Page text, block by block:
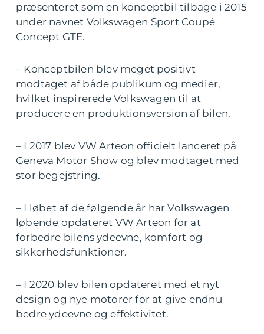
præsenteret som en konceptbil tilbage i 2015
under navnet Volkswagen Sport Coupé
Concept GTE.
– Konceptbilen blev meget positivt
modtaget af både publikum og medier,
hvilket inspirerede Volkswagen til at
producere en produktionsversion af bilen.
– I 2017 blev VW Arteon officielt lanceret på
Geneva Motor Show og blev modtaget med
stor begejstring.
– I løbet af de følgende år har Volkswagen
løbende opdateret VW Arteon for at
forbedre bilens ydeevne, komfort og
sikkerhedsfunktioner.
– I 2020 blev bilen opdateret med et nyt
design og nye motorer for at give endnu
bedre ydeevne og effektivitet.